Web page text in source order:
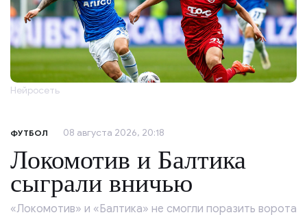
Нейросеть
ФУТБОЛ 08 августа 2026, 20:18
Локомотив и Балтика
сыграли вничью
«Локомотив» и «Балтика» не смогли поразить ворота